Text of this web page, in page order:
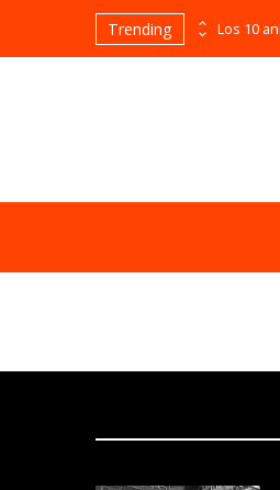
Trending Bosnia y Herzegovina: cómo reducir fragmentación económica y aumentar inversión